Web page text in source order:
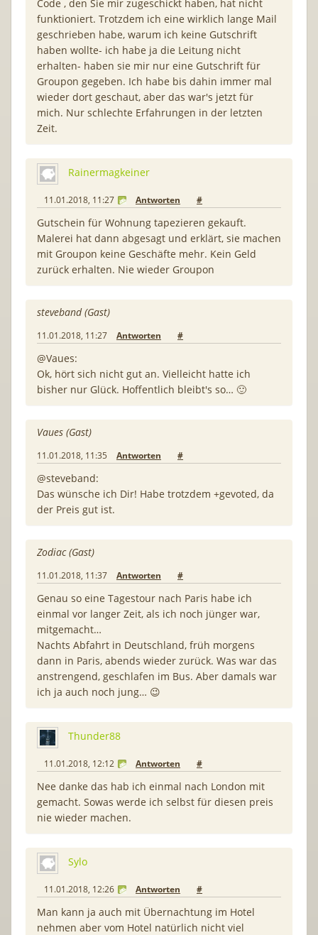
Code , den Sie mir zugeschickt haben, hat nicht
funktioniert. Trotzdem ich eine wirklich lange Mail
geschrieben habe, warum ich keine Gutschrift
haben wollte- ich habe ja die Leitung nicht
erhalten- haben sie mir nur eine Gutschrift für
Groupon gegeben. Ich habe bis dahin immer mal
wieder dort geschaut, aber das war's jetzt für
mich. Nur schlechte Erfahrungen in der letzten
Zeit.
Rainermagkeiner
11.01.2018, 11:27 Antworten #
Gutschein für Wohnung tapezieren gekauft.
Malerei hat dann abgesagt und erklärt, sie machen
mit Groupon keine Geschäfte mehr. Kein Geld
zurück erhalten. Nie wieder Groupon
steveband (Gast)
11.01.2018, 11:27 Antworten #
@Vaues:
Ok, hört sich nicht gut an. Vielleicht hatte ich
bisher nur Glück. Hoffentlich bleibt's so… 🙂
Vaues (Gast)
11.01.2018, 11:35 Antworten #
@steveband:
Das wünsche ich Dir! Habe trotzdem +gevoted, da
der Preis gut ist.
Zodiac (Gast)
11.01.2018, 11:37 Antworten #
Genau so eine Tagestour nach Paris habe ich
einmal vor langer Zeit, als ich noch jünger war,
mitgemacht…
Nachts Abfahrt in Deutschland, früh morgens
dann in Paris, abends wieder zurück. Was war das
anstrengend, geschlafen im Bus. Aber damals war
ich ja auch noch jung… 😉
Thunder88
11.01.2018, 12:12 Antworten #
Nee danke das hab ich einmal nach London mit
gemacht. Sowas werde ich selbst für diesen preis
nie wieder machen.
Sylo
11.01.2018, 12:26 Antworten #
Man kann ja auch mit Übernachtung im Hotel
nehmen aber vom Hotel natürlich nicht viel